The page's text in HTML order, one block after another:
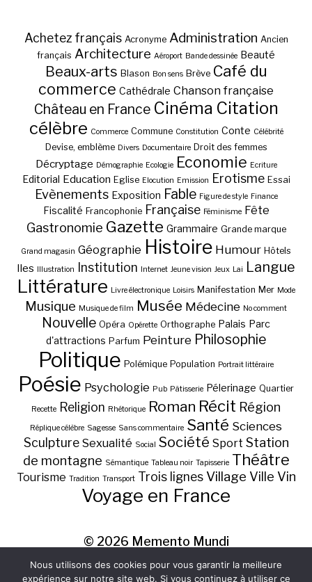
Achetez français Acronyme Administration Ancien
français Architecture Aéroport Bande dessinée Beauté
Beaux-arts Blason Bon sens Brève Café du
commerce Cathédrale Chanson française
Château en France Cinéma Citation
célèbre Commerce Commune Constitution Conte Célébrité
Devise, emblème Divers Documentaire Droit des femmes
Décryptage Démographie Ecologie Economie Ecriture
Editorial Education Eglise Elocution Emission Erotisme Essai
Evènements Exposition Fable Figure de style Finance
Fiscalité Francophonie Française Féminisme Fête
Gastronomie Gazette Grammaire Grande marque
Grand magasin Géographie Histoire Humour Hôtels
Iles Illustration Institution Internet Jeune vision Jeux Lai Langue
Littérature Livre électronique Loisirs Manifestation Mer Mode
Musique Musique de film Musée Médecine No comment
Nouvelle Opéra Opérette Orthographe Palais Parc
d'attractions Parfum Peinture Philosophie
Politique Polémique Population Portrait littéraire
Poésie Psychologie Pub Pâtisserie Pélerinage Quartier
Recette Religion Rhétorique Roman Récit Région
Réplique célèbre Sagesse Sans commentaire Santé Sciences
Sculpture Sexualité Social Société Sport Station
de montagne Sémantique Tableau noir Tapisserie Théâtre
Tourisme Tradition Transport Trois lignes Village Ville Vin
Voyage en France
© 2026 Memento Mundi
Nous utilisons des cookies pour vous garantir la meilleure
expérience sur notre site web. Si vous continuez à utiliser ce